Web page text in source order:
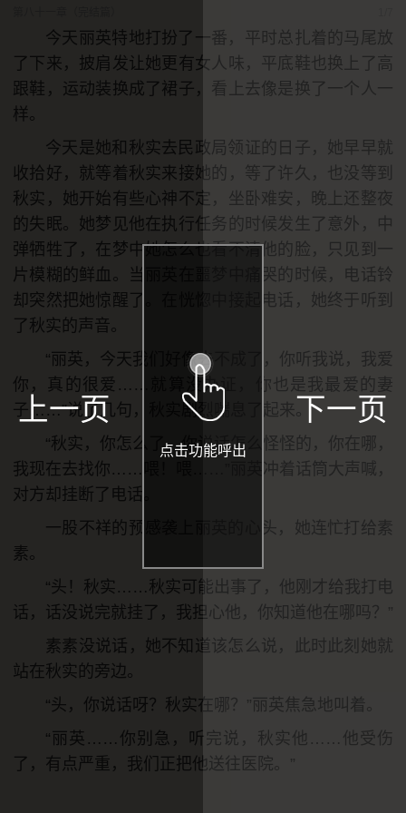
今天丽英特地打扮了一番，平时总扎着的马尾放
了下来，披肩发让她更有女人味，平底鞋也换上了高
跟鞋，运动装换成了裙子，看上去像是换了一个人一
样。
今天是她和秋实去民政局领证的日子，她早早就
收拾好，就等着秋实来接她的，等了许久，也没等到
秋实，她开始有些心神不定，坐卧难安，晚上还整夜
的失眠。她梦见他在执行任务的时候发生了意外，中
弹牺牲了，在梦中她怎么也看不清他的脸，只见到一
片模糊的鲜血。当丽英在噩梦中痛哭的时候，电话铃
却突然把她惊醒了。在恍惚中接起电话，她终于听到
了秋实的声音。
“丽英，今天我们好像去不成了，你听我说，我爱
你，真的很爱……就算没办证，你也是我最爱的妻
子……”说了几句，秋实剧烈喘息了起来。
“秋实，你怎么了，你说话怎么怪怪的，你在哪，
我现在去找你……喂！喂……”丽英冲着话筒大声喊，
对方却挂断了电话。
一股不祥的预感袭上丽英的心头，她连忙打给素
素。
“头！秋实……秋实可能出事了，他刚才给我打电
话，话没说完就挂了，我担心他，你知道他在哪吗？”
素素没说话，她不知道该怎么说，此时此刻她就
站在秋实的旁边。
“头，你说话呀？秋实在哪？”丽英焦急地叫着。
“丽英……你别急，听完说，秋实他……他受伤
了，有点严重，我们正把他送往医院。”
A+ A- 默认
上下滑动 左右滑动
点击功能呼出
上一页 下一页